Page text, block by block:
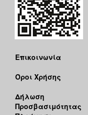
Επικοινωνία
Όροι Χρήσης
Δήλωση
Προσβασιμότητας